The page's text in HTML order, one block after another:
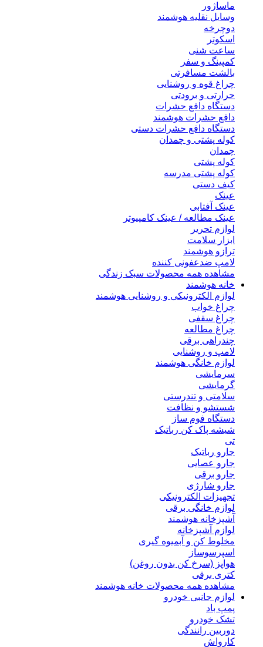
ماساژور
وسایل نقلیه هوشمند
دوچرخه
اسکوتر
ساعت شنی
کمپینگ و سفر
بالشت مسافرتی
چراغ قوه و روشنایی
حرارتی و برودتی
دستگاه دافع حشرات
دافع حشرات هوشمند
دستگاه دافع حشرات دستی
کوله پشتی و چمدان
چمدان
کوله پشتی
کوله پشتی مدرسه
کیف دستی
عینک
عینک آفتابی
عینک مطالعه / عینک کامپیوتر
لوازم تحریر
ابزار سلامت
ترازو هوشمند
لامپ ضدعفونی کننده
مشاهده همه محصولات سبک زندگی
خانه هوشمند
لوازم الکترونیکی و روشنایی هوشمند
چراغ خواب
چراغ سقفی
چراغ مطالعه
چندراهی برقی
لامپ و روشنایی
لوازم خانگی هوشمند
سرمایشی
گرمایشی
سلامتی و تندرستی
شستشو و نظافت
دستگاه فوم ساز
شیشه پاک کن رباتیک
تی
جارو رباتیک
جارو عصایی
جارو برقی
جارو شارژی
تجهیزات الکترونیکی
لوازم خانگی برقی
آشپزخانه هوشمند
لوازم آشپزخانه
مخلوط کن و آبمیوه گیری
اسپرسوساز
هواپز (سرخ کن بدون روغن)
کتری برقی
مشاهده همه محصولات خانه هوشمند
لوازم جانبی خودرو
پمپ باد
تشک خودرو
دوربین رانندگی
کارواش